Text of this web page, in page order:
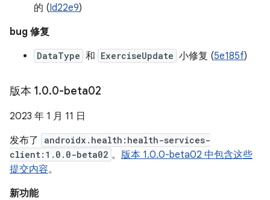
的 (Id22e9)
bug 修复
DataType 和 ExerciseUpdate 小修复 (5e185f)
版本 1.0.0-beta02
2023 年 1 月 11 日
发布了
androidx.health:health-services-
client:1.0.0-beta02 。 版本 1.0.0-beta02 中包含这些
提交内容。
新功能